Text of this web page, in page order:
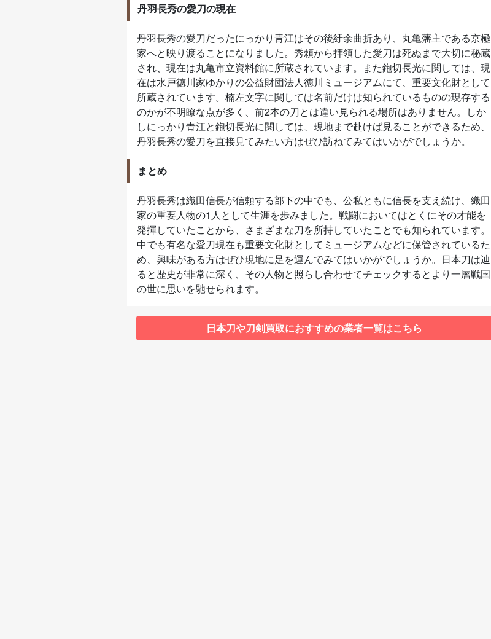
丹羽長秀の愛刀の現在
丹羽長秀の愛刀だったにっかり青江はその後紆余曲折あり、丸亀藩主である京極
家へと映り渡ることになりました。秀頼から拝領した愛刀は死ぬまで大切に秘蔵
され、現在は丸亀市立資料館に所蔵されています。また鉋切長光に関しては、現
在は水戸徳川家ゆかりの公益財団法人徳川ミュージアムにて、重要文化財として
所蔵されています。楠左文字に関しては名前だけは知られているものの現存する
のかが不明瞭な点が多く、前2本の刀とは違い見られる場所はありません。しか
しにっかり青江と鉋切長光に関しては、現地まで赴けば見ることができるため、
丹羽長秀の愛刀を直接見てみたい方はぜひ訪ねてみてはいかがでしょうか。
まとめ
丹羽長秀は織田信長が信頼する部下の中でも、公私ともに信長を支え続け、織田
家の重要人物の1人として生涯を歩みました。戦闘においてはとくにその才能を
発揮していたことから、さまざまな刀を所持していたことでも知られています。
中でも有名な愛刀現在も重要文化財としてミュージアムなどに保管されているた
め、興味がある方はぜひ現地に足を運んでみてはいかがでしょうか。日本刀は辿
ると歴史が非常に深く、その人物と照らし合わせてチェックするとより一層戦国
の世に思いを馳せられます。
日本刀や刀剣買取におすすめの業者一覧はこちら